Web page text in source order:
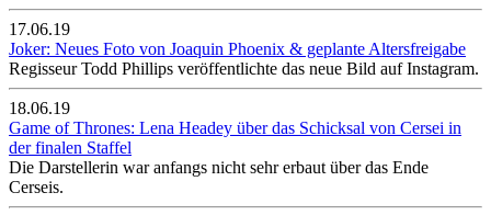
17.06.19
Joker: Neues Foto von Joaquin Phoenix & geplante Altersfreigabe
Regisseur Todd Phillips veröffentlichte das neue Bild auf Instagram.
18.06.19
Game of Thrones: Lena Headey über das Schicksal von Cersei in
der finalen Staffel
Die Darstellerin war anfangs nicht sehr erbaut über das Ende
Cerseis.